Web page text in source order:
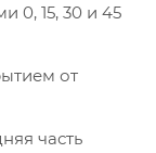
0, 15, 30 и 45
от
часть